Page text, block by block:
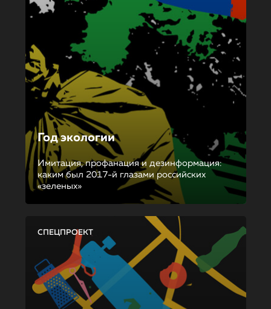
Год экологии
Имитация, профанация и дезинформация:
каким был 2017-й глазами российских
«зеленых»
СПЕЦПРОЕКТ